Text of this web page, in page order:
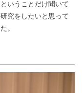
いうことだけ聞いて
究をしたいと思って
。